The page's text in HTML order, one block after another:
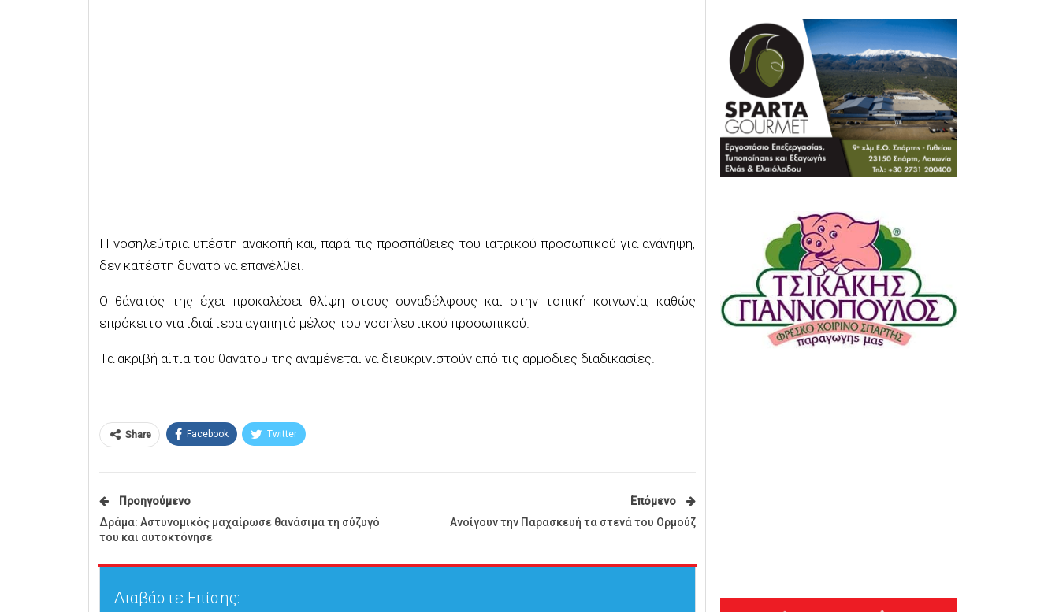
Η νοσηλεύτρια υπέστη ανακοπή και, παρά τις προσπάθειες του ιατρικού προσωπικού για ανάνηψη,
δεν κατέστη δυνατό να επανέλθει.
Ο θάνατός της έχει προκαλέσει θλίψη στους συναδέλφους και στην τοπική κοινωνία, καθώς
επρόκειτο για ιδιαίτερα αγαπητό μέλος του νοσηλευτικού προσωπικού.
Τα ακριβή αίτια του θανάτου της αναμένεται να διευκρινιστούν από τις αρμόδιες διαδικασίες.
Share Facebook Twitter
Προηγούμενο
Δράμα: Αστυνομικός μαχαίρωσε θανάσιμα τη σύζυγό
του και αυτοκτόνησε
Επόμενο
Ανοίγουν την Παρασκευή τα στενά του Ορμούζ
Διαβάστε Επίσης: